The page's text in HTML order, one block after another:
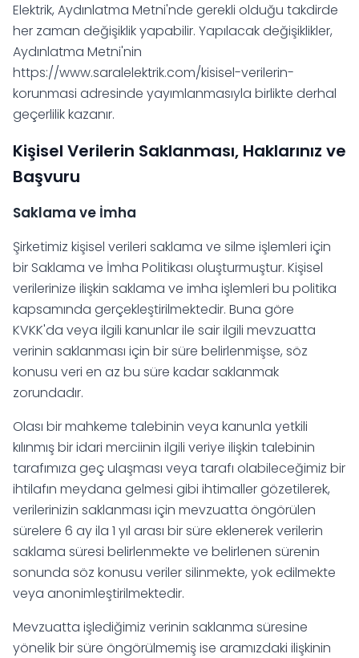
Elektrik, Aydınlatma Metni'nde gerekli olduğu takdirde
her zaman değişiklik yapabilir. Yapılacak değişiklikler,
Aydınlatma Metni'nin
https://www.saralelektrik.com/kisisel-verilerin-
korunmasi adresinde yayımlanmasıyla birlikte derhal
geçerlilik kazanır.
Kişisel Verilerin Saklanması, Haklarınız ve
Başvuru
Saklama ve İmha
Şirketimiz kişisel verileri saklama ve silme işlemleri için
bir Saklama ve İmha Politikası oluşturmuştur. Kişisel
verilerinize ilişkin saklama ve imha işlemleri bu politika
kapsamında gerçekleştirilmektedir. Buna göre
KVKK'da veya ilgili kanunlar ile sair ilgili mevzuatta
verinin saklanması için bir süre belirlenmişse, söz
konusu veri en az bu süre kadar saklanmak
zorundadır.
Olası bir mahkeme talebinin veya kanunla yetkili
kılınmış bir idari merciinin ilgili veriye ilişkin talebinin
tarafımıza geç ulaşması veya tarafı olabileceğimiz bir
ihtilafın meydana gelmesi gibi ihtimaller gözetilerek,
verilerinizin saklanması için mevzuatta öngörülen
sürelere 6 ay ila 1 yıl arası bir süre eklenerek verilerin
saklama süresi belirlenmekte ve belirlenen sürenin
sonunda söz konusu veriler silinmekte, yok edilmekte
veya anonimleştirilmektedir.
Mevzuatta işlediğimiz verinin saklanma süresine
yönelik bir süre öngörülmemiş ise aramızdaki ilişkinin